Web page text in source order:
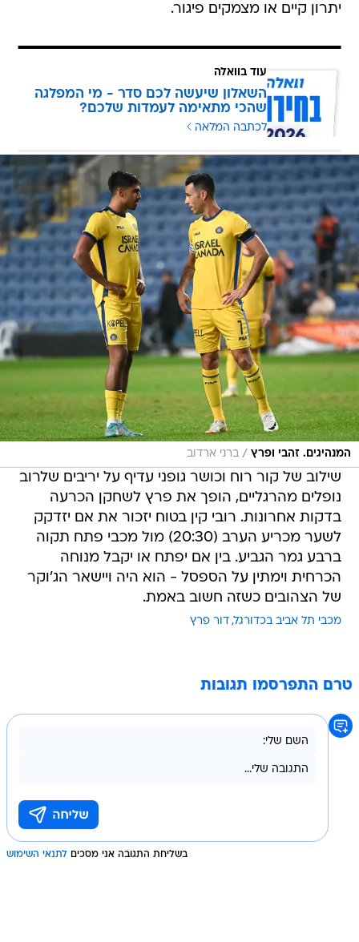
יתרון קיים או מצמקים פיגור.
עוד בוואלה
השאלון שיעשה לכם סדר - מי המפלגה
שהכי מתאימה לעמדות שלכם?
לכתבה המלאה
המנהיגים. זהבי ופרץ / ברני ארדוב
שילוב של קור רוח וכושר גופני עדיף על יריבים שלרוב
נופלים מהרגליים, הופך את פרץ לשחקן הכרעה
בדקות אחרונות. רובי קין בטוח יזכור את אם יזדקק
לשער מכריע הערב (20:30) מול מכבי פתח תקוה
ברבע גמר הגביע. בין אם יפתח או יקבל מנוחה
הכרחית וימתין על הספסל - הוא היה ויישאר הג'וקר
של הצהובים כשזה חשוב באמת.
מכבי תל אביב בכדורגל דור פרץ
טרם התפרסמו תגובות
בשליחת התגובה אני מסכים לתנאי השימוש